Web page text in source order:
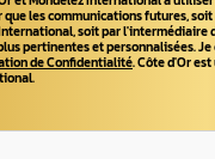
que les communications futures,
soit par l'intermédiaire
pertinentes et personnalisées.
de Confidentialité. Côte d'Or